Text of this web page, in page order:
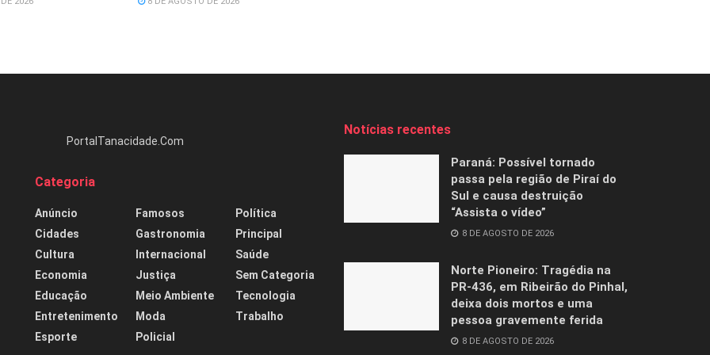
PortalTanacidade.Com
Categoria
Anúncio
Cidades
Cultura
Economia
Educação
Entretenimento
Esporte
Famosos
Gastronomia
Internacional
Justiça
Meio Ambiente
Moda
Policial
Política
Principal
Saúde
Sem Categoria
Tecnologia
Trabalho
Notícias recentes
Paraná: Possível tornado
passa pela região de Piraí do
Sul e causa destruição
“Assista o vídeo”
8 DE AGOSTO DE 2026
Norte Pioneiro: Tragédia na
PR-436, em Ribeirão do Pinhal,
deixa dois mortos e uma
pessoa gravemente ferida
8 DE AGOSTO DE 2026